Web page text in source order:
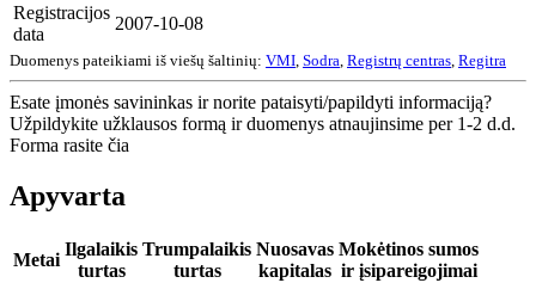
Registracijos
data
2007-10-08
Duomenys pateikiami iš viešų šaltinių: VMI Sodra Registrų centras Regitra
Esate įmonės savininkas ir norite pataisyti/papildyti informaciją?
Užpildykite užklausos formą ir duomenys atnaujinsime per 1-2 d.d.
Forma rasite čia
Apyvarta
Metai
Ilgalaikis
turtas
Trumpalaikis
turtas
Nuosavas
kapitalas
Mokėtinos sumos
ir įsipareigojimai